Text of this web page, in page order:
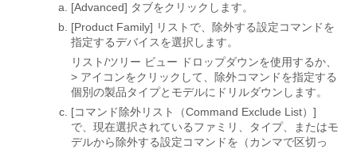
[Advanced] タブをクリックします。
[Product Family] リストで、除外する設定コマンドを
指定するデバイスを選択します。
リスト/ツリー ビュー ドロップダウンを使用するか、
> アイコンをクリックして、除外コマンドを指定する
個別の製品タイプとモデルにドリルダウンします。
[コマンド除外リスト（Command Exclude List）]
で、現在選択されているファミリ、タイプ、またはモ
デルから除外する設定コマンドを（カンマで区切っ